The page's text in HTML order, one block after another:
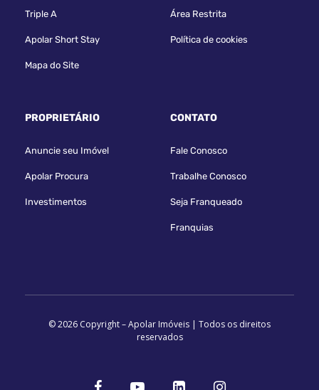
Triple A
Apolar Short Stay
Mapa do Site
Área Restrita
Política de cookies
PROPRIETÁRIO
Anuncie seu Imóvel
Apolar Procura
Investimentos
CONTATO
Fale Conosco
Trabalhe Conosco
Seja Franqueado
Franquias
© 2026 Copyright – Apolar Imóveis | Todos os direitos
reservados